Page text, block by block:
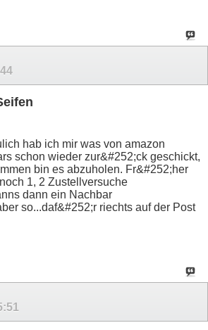
hab ich mir was von amazon
schon wieder zur&#252;ck geschickt,
bin es abzuholen. Fr&#252;her
1, 2 Zustellversuche
dann ein Nachbar
so...daf&#252;r riechts auf der Post